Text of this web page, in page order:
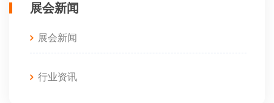
展会新闻
展会新闻
行业资讯